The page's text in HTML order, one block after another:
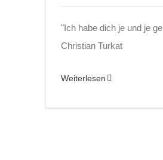
"Ich habe dich je und je
Christian Turkat
Weiterlesen